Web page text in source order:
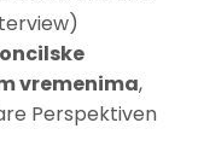
vremenima,
Perspektiven